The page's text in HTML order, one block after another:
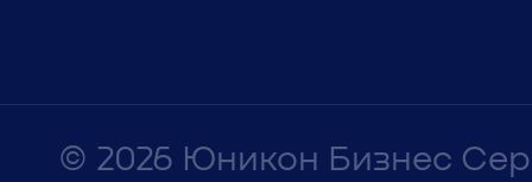
© 2026 Юникон Бизнес